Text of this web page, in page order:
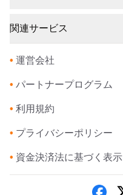
関連サービス
• 運営会社
• パートナープログラム
• 利用規約
• プライバシーポリシー
• 資金決済法に基づく表示